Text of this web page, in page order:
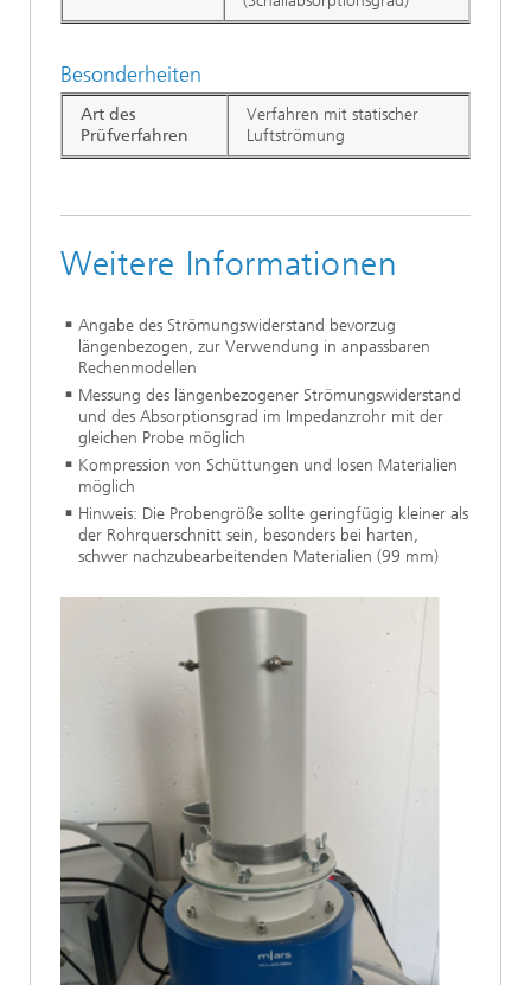
Besonderheiten
Art des
Prüfverfahren
Verfahren mit statischer
Luftströmung
Weitere Informationen
Angabe des Strömungswiderstand bevorzug
längenbezogen, zur Verwendung in anpassbaren
Rechenmodellen
Messung des längenbezogener Strömungswiderstand
und des Absorptionsgrad im Impedanzrohr mit der
gleichen Probe möglich
Kompression von Schüttungen und losen Materialien
möglich
Hinweis: Die Probengröße sollte geringfügig kleiner als
der Rohrquerschnitt sein, besonders bei harten,
schwer nachzubearbeitenden Materialien (99 mm)